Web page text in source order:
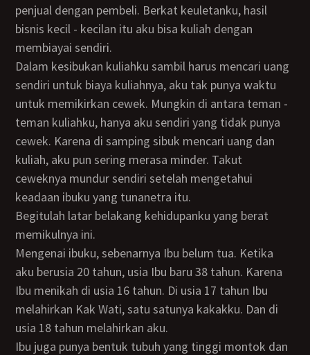
penjual dengan pembeli. Berkat keuletanku, hasil
bisnis kecil - kecilan itu aku bisa kuliah dengan
membiayai sendiri.
Dalam kesibukan kuliahku sambil harus mencari uang
sendiri untuk biaya kuliahnya, aku tak punya waktu
untuk memikirkan cewek. Mungkin di antara teman -
teman kuliahku, hanya aku sendiri yang tidak punya
cewek. Karena di samping sibuk mencari uang dan
kuliah, aku pun sering merasa minder. Takut
ceweknya mundur sendiri setelah mengetahui
keadaan ibuku yang tunanetra itu.
Begitulah latar belakang kehidupanku yang berat
memikulnya ini.
Mengenai ibuku, sebenarnya Ibu belum tua. Ketika
aku berusia 20 tahun, usia Ibu baru 38 tahun. Karena
Ibu menikah di usia 16 tahun. Di usia 17 tahun Ibu
melahirkan Kak Wati, satu satunya kakakku. Dan di
usia 18 tahun melahirkan aku.
Ibu juga punya bentuk tubuh yang tinggi montok dan